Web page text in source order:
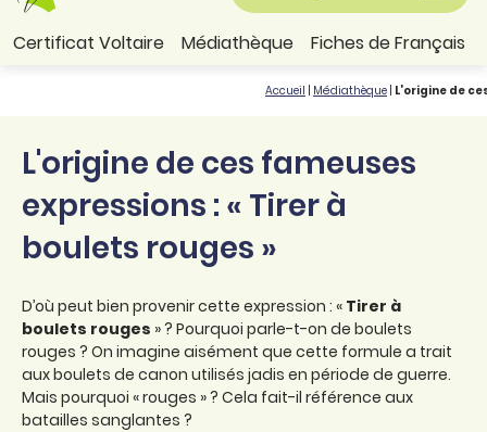
Certificat Voltaire Médiathèque Fiches de Français
Accueil Médiathèque L’origine de
L'origine de ces fameuses
expressions : « Tirer à
boulets rouges »
D’où peut bien provenir cette expression : « Tirer à
boulets rouges » ? Pourquoi parle-t-on de boulets
rouges ? On imagine aisément que cette formule a trait
aux boulets de canon utilisés jadis en période de guerre.
Mais pourquoi « rouges » ? Cela fait-il référence aux
batailles sanglantes ?